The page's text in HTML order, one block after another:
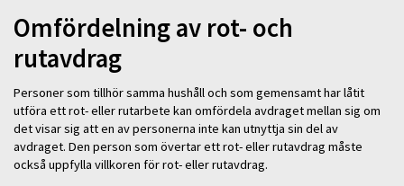
Omfördelning av rot- och
rutavdrag
Personer som tillhör samma hushåll och som gemensamt har låtit
utföra ett rot- eller rutarbete kan omfördela avdraget mellan sig om
det visar sig att en av personerna inte kan utnyttja sin del av
avdraget. Den person som övertar ett rot- eller rutavdrag måste
också uppfylla villkoren för rot- eller rutavdrag.